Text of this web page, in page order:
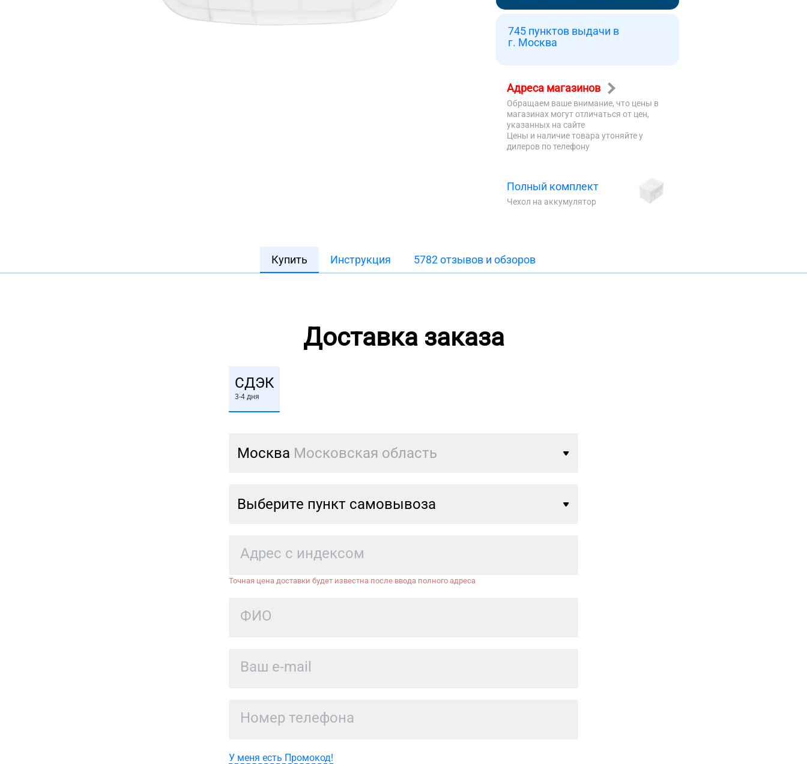
745 пунктов выдачи в
г. Москва
Адреса магазинов
Обращаем ваше внимание, что цены в
магазинах могут отличаться от цен,
указанных на сайте
Цены и наличие товара утоняйте у
дилеров по телефону
Полный комплект
Чехол на аккумулятор
Купить Инструкция 5782 отзывов и обзоров
Доставка заказа
СДЭК
3-4 дня
Москва Московская область
Выберите пункт самовывоза
Точная цена доставки будет известна после ввода полного адреса
У меня есть Промокод!